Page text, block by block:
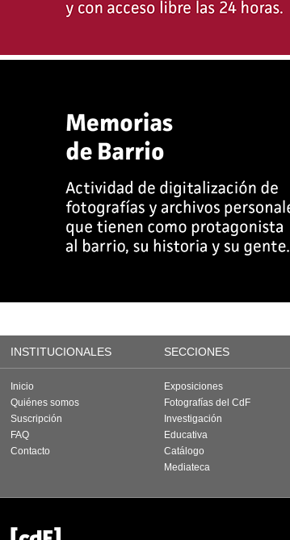
INSTITUCIONALES SECCIONES
Inicio
Quiénes somos
Suscripción
FAQ
Contacto
Exposiciones
Fotografías del CdF
Investigación
Educativa
Catálogo
Mediateca